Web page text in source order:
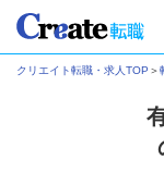
クリエイト転職・求人TOP ＞